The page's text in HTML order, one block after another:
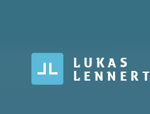
LUKAS
LENNERT